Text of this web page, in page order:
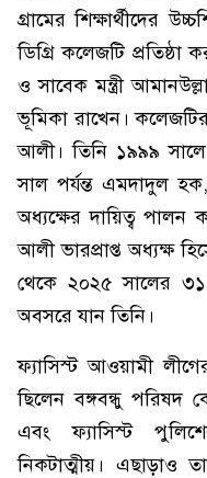
গ্রামের শিক্ষার্থীদের
ডিগ্রি কলেজটি
ও সাবেক মন্ত্রী
ভূমিকা রাখেন। কলেজটির
আলী। তিনি ১৯৯৯
সাল পর্যন্ত এমদাদুল
অধ্যক্ষের দায়িত্ব
আলী ভারপ্রাপ্ত অধ্যক্ষ
থেকে ২০২৫ সালের ৩১
অবসরে যান তিনি।
ফ্যাসিস্ট আওয়ামী
ছিলেন বঙ্গবন্ধু পরিষদ
এবং ফ্যাসিস্ট
নিকটাত্মীয়। এছাড়াও